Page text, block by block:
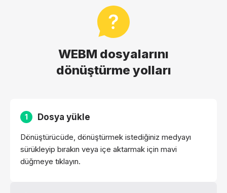
WEBM dosyalarını
dönüştürme yolları
1 Dosya yükle
Dönüştürücüde, dönüştürmek istediğiniz medyayı
sürükleyip bırakın veya içe aktarmak için mavi
düğmeye tıklayın.